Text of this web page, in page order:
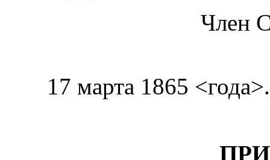
Член
17 марта 1865 <года>.